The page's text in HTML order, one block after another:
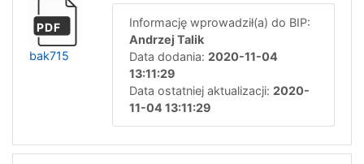
PDF
bak715
Informację wprowadził(a) do BIP:
Andrzej Talik
Data dodania: 2020-11-04
13:11:29
Data ostatniej aktualizacji: 2020-
11-04 13:11:29